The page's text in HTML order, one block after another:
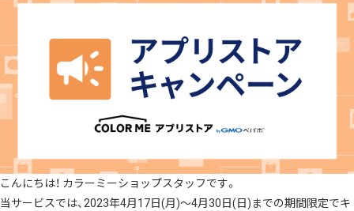
こんにちは！ カラーミーショップスタッフです。
当サービスでは、2023年4月17日(月)〜4月30日(日)までの期間限定でキ